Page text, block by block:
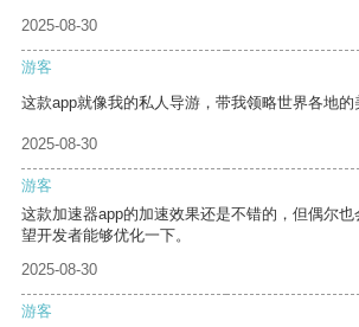
2025-08-30
游客
这款app就像我的私人导游，带我领略世界各地的
2025-08-30
游客
这款加速器app的加速效果还是不错的，但偶尔
望开发者能够优化一下。
2025-08-30
游客